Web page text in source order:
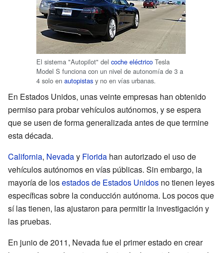
El sistema "Autopilot" del coche eléctrico Tesla
Model S funciona con un nivel de autonomía de 3 a
4 solo en autopistas y no en vías urbanas.
En Estados Unidos, unas veinte empresas han obtenido
permiso para probar vehículos autónomos, y se espera
que se usen de forma generalizada antes de que termine
esta década.
California, Nevaday Florida han autorizado el uso de
vehículos autónomos en vías públicas. Sin embargo, la
mayoría de losestados de Estados Unidos no tienen leyes
específicas sobre la conducción autónoma. Los pocos que
sí las tienen, las ajustaron para permitir la investigación y
las pruebas.
En junio de 2011, Nevada fue el primer estado en crear